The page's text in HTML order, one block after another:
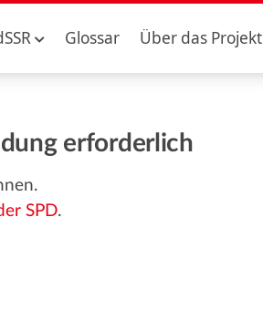
Glossar Über das Projekt
erforderlich
SPD.